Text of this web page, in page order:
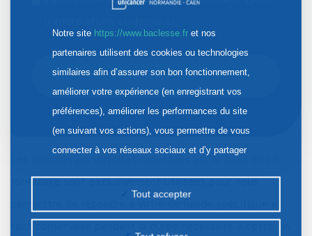
CAPTCHA
Les données personnelles collectées par le biais de ce
formulaire sont exclusivement utilisées pour nous
permettre de répondre à votre demande spécifique et
Notre site https://www.baclesse.fret nos
partenaires utilisent des cookies ou technologies
similaires afin d’assurer son bon fonctionnement,
améliorer votre expérience (en enregistrant vos
préférences), améliorer les performances du site
(en suivant vos actions), vous permettre de vous
connecter à vos réseaux sociaux et d’y partager
la publicité personnalisée sur notre site ou ceux de
nos partenaires. Certains traceurs non classés
Tout accepter